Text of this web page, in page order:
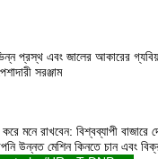
প্রস্থ এবং জালের আকারের
সরঞ্জাম
মনে রাখবেন: বিশ্বব্যাপী বাজারে
উন্নত মেশিন কিনতে চান এবং